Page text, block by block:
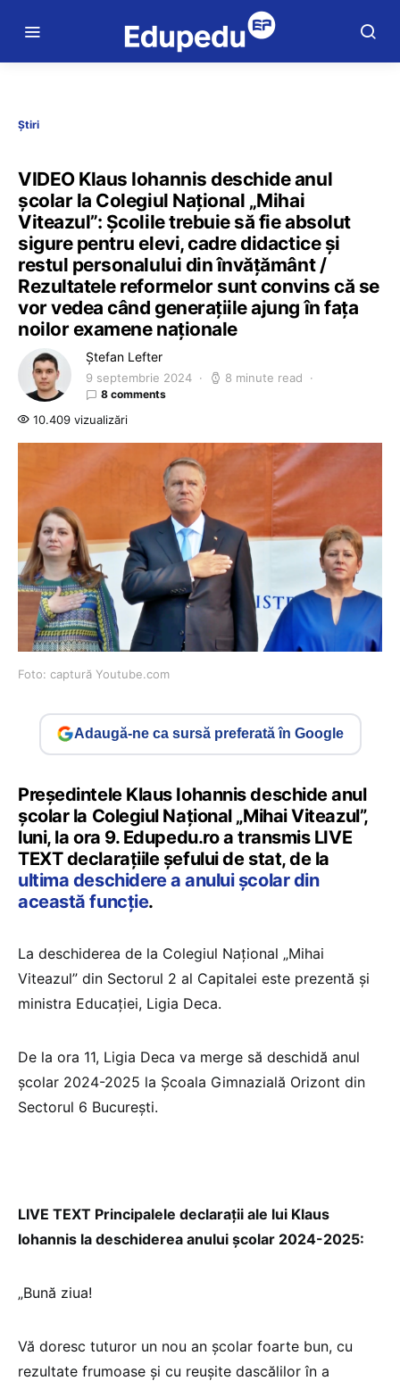
Știri
VIDEO Klaus Iohannis deschide anul
școlar la Colegiul Național „Mihai
Viteazul”: Școlile trebuie să fie absolut
sigure pentru elevi, cadre didactice și
restul personalului din învățământ /
Rezultatele reformelor sunt convins că se
vor vedea când generațiile ajung în fața
noilor examene naționale
Ștefan Lefter
9 septembrie 2024 8 minute read
8 comments
10.409 vizualizări
Foto: captură Youtube.com
Adaugă-ne ca sursă preferată în Google
Președintele Klaus Iohannis deschide anul
școlar la Colegiul Național „Mihai Viteazul”,
luni, la ora 9. Edupedu.ro a transmis LIVE
TEXT declarațiile șefului de stat, de la
ultima deschidere a anului școlar din
această funcție.
La deschiderea de la Colegiul Național „Mihai
Viteazul” din Sectorul 2 al Capitalei este prezentă și
ministra Educației, Ligia Deca.
De la ora 11, Ligia Deca va merge să deschidă anul
școlar 2024-2025 la Școala Gimnazială Orizont din
Sectorul 6 București.
LIVE TEXT Principalele declarații ale lui Klaus
Iohannis la deschiderea anului școlar 2024-2025:
„Bună ziua!
Vă doresc tuturor un nou an școlar foarte bun, cu
rezultate frumoase și cu reușite dascălilor în a